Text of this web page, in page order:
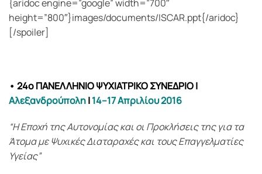
{aridoc engine=”google” width=”700″
height=”800″}images/documents/ISCAR.ppt{/aridoc}
[/spoiler]
• 24ο ΠΑΝΕΛΛΗΝΙΟ ΨΥΧΙΑΤΡΙΚΟ ΣΥΝΕΔΡΙΟ|
Αλεξανδρούπολη|14–17 Απριλίου 2016
“Η Εποχή της Αυτονομίας και οι Προκλήσεις της για τα
Άτομα με Ψυχικές Διαταραχές και τους Επαγγελματίες
Υγείας”